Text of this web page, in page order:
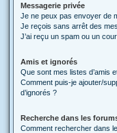
Messagerie privée
Je ne peux pas envoyer de
Je reçois sans arrêt des
J’ai reçu un spam ou un
Amis et ignorés
Que sont mes listes d’amis
Comment puis-je ajouter/
d’ignorés ?
Recherche dans les
Comment rechercher dans